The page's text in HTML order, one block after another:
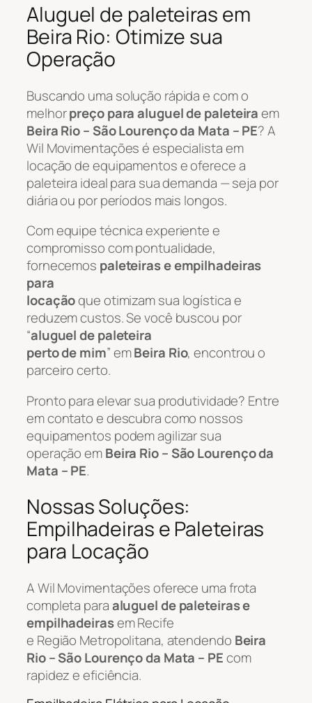
Aluguel de paleteiras em
Beira Rio: Otimize sua
Operação
Buscando uma solução rápida e com o
melhorpreço para aluguel de paleteiraem
Beira Rio – São Lourenço da Mata – PE? A
Wil Movimentações é especialista em
locação de equipamentos e oferece a
paleteira ideal para sua demanda — seja por
diária ou por períodos mais longos.
Com equipe técnica experiente e
compromisso com pontualidade,
fornecemos paleteiras e empilhadeiras
para
locaçãoque otimizam sua logística e
reduzem custos. Se você buscou por
“aluguel de paleteira
perto de mim” emBeira Rio, encontrou o
parceiro certo.
Pronto para elevar sua produtividade? Entre
em contato e descubra como nossos
equipamentos podem agilizar sua
operação emBeira Rio – São Lourenço da
Mata – PE.
Nossas Soluções:
Empilhadeiras e Paleteiras
para Locação
A Wil Movimentações oferece uma frota
completa paraaluguel de paleteiras e
empilhadeirasem Recife
e Região Metropolitana, atendendo Beira
Rio – São Lourenço da Mata – PEcom
rapidez e eficiência.